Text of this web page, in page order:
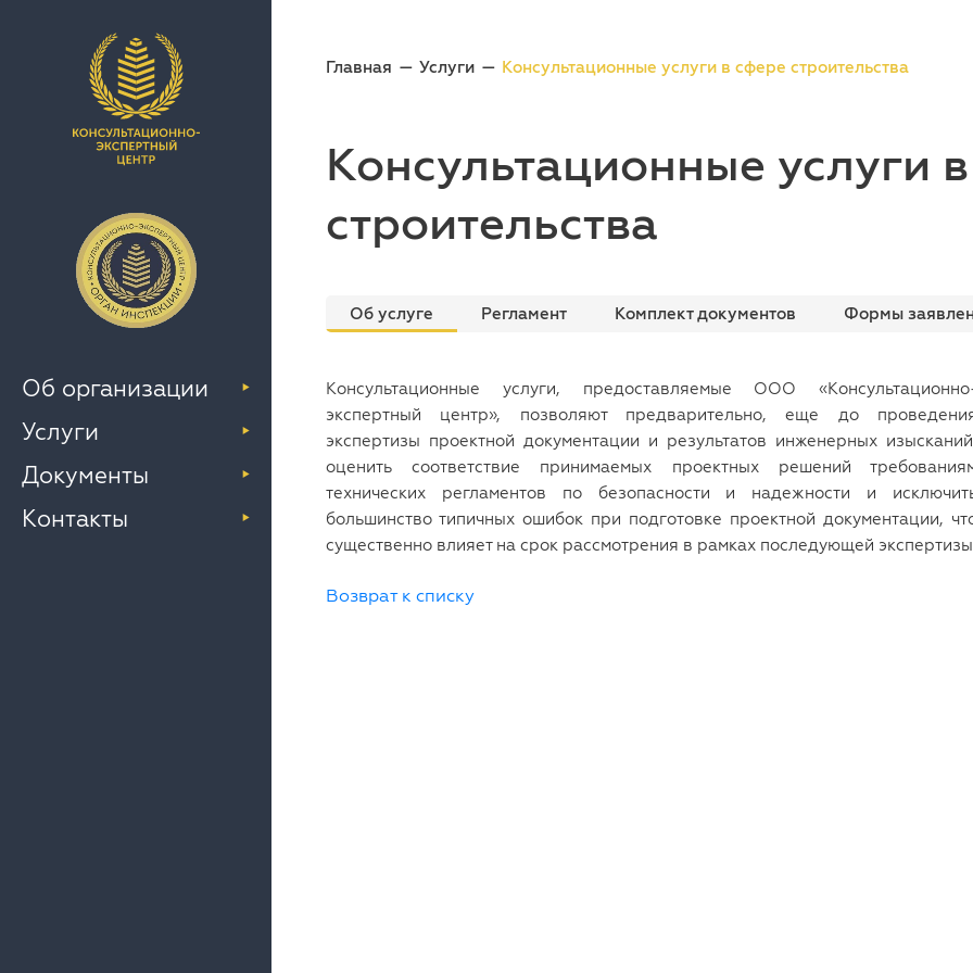
Об организации
Услуги
Документы
Контакты
Главная Услуги Консультационные услуги в сфере строительства
Консультационные услуги
строительства
Об услуге Регламент Комплект документов Формы
Консультационные услуги, предоставляемые ООО
экспертный центр», позволяют предварительно, еще до
экспертизы проектной документации и результатов инженерных
оценить соответствие принимаемых проектных решений
технических регламентов по безопасности и надежности и
большинство типичных ошибок при подготовке проектной документации,
существенно влияет на срок рассмотрения в рамках последующей
Возврат к списку